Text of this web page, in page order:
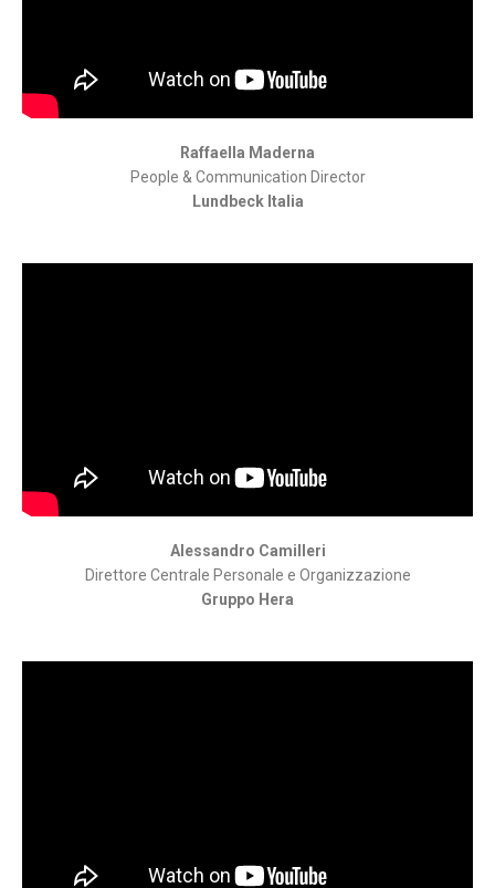
Raffaella Maderna
People & Communication Director
Lundbeck Italia
Alessandro Camilleri
Direttore Centrale Personale e Organizzazione
Gruppo Hera